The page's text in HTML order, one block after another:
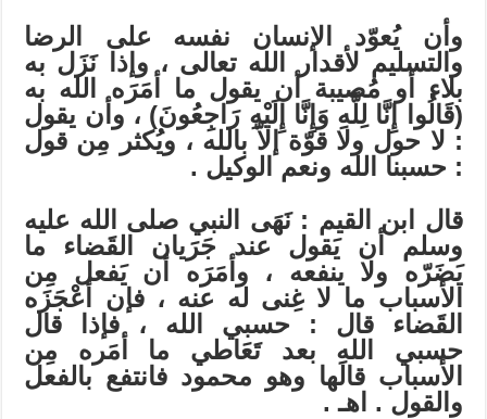
وأن يُعوّد الإنسان نفسه على الرضا
والتسليم لأقدار الله تعالى ، وإذا نَزَل به
بلاء أو مُصيبة أن يقول ما أمَرَه الله به
(قَالُوا إِنَّا لِلَّهِ وَإِنَّا إِلَيْهِ رَاجِعُونَ) ، وأن يقول
: لا حول ولا قوّة إلاّ بالله ، ويُكثر مِن قول
: حسبنا الله ونعم الوكيل .
قال ابن القيم : نَهَى النبي صلى الله عليه
وسلم أن يَقول عند جَرَيان القَضاء ما
يَضَرّه ولا ينفعه ، وأمَرَه أن يَفعل مِن
الأسباب ما لا غِنى له عنه ، فإن أعْجَزَه
القَضاء قال : حسبي الله ، فإذا قال
حسبي الله بعد تَعَاطي ما أمَره مِن
الأسباب قالَها وهو محمود فانتفع بالفعل
والقول . اهـ .